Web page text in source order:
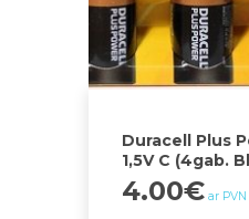
Duracell Plus
1,5V C (4gab.
4.00€ ar PVN